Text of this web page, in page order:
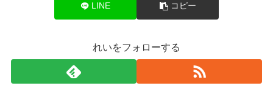
LINE コピー
れいをフォローする